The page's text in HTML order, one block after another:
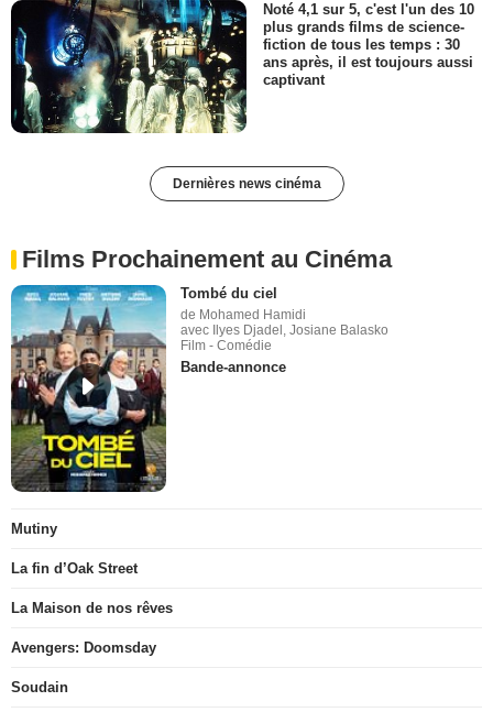
Noté 4,1 sur 5, c'est l'un des 10
plus grands films de science-
fiction de tous les temps : 30
ans après, il est toujours aussi
captivant
Dernières news cinéma
Films Prochainement au Cinéma
Tombé du ciel
de Mohamed Hamidi
avec Ilyes Djadel, Josiane Balasko
Film - Comédie
Bande-annonce
Mutiny
La fin d’Oak Street
La Maison de nos rêves
Avengers: Doomsday
Soudain